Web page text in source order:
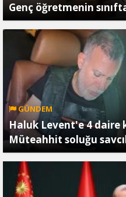
Genç öğretmenin
GÜNDEM
Haluk Levent'e 4 daire
Müteahhit soluğu